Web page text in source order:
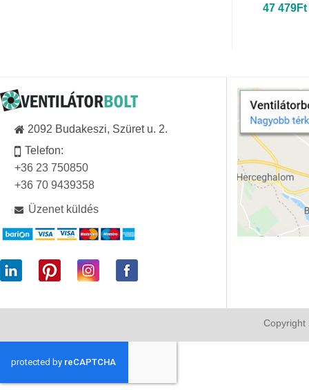
47 479Ft
2092 Budakeszi, Szüret u. 2.
Telefon:
+36 23 750850
+36 70 9439358
Üzenet küldés
Copyright